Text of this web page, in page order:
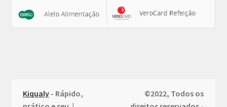
Kiqualy - Rápido,
©2022, Todos os